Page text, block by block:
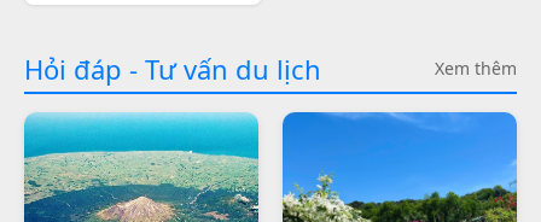
Hỏi đáp - Tư vấn du lịch Xem thêm